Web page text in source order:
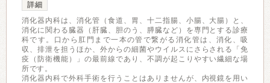
詳細
消化器内科は、消化管（食道、胃、十二指腸、小腸、大腸）と、
消化に関わる臓器（肝臓、胆のう、膵臓など）を専門とする診療
科です。口から肛門まで一本の管で繋がる消化管は、消化、吸
収、排泄を担うほか、外からの細菌やウイルスにさらされる「免
疫（防衛機能）」の最前線であり、不調が起こりやすい繊細な場
所です。
消化器内科で外科手術を行うことはありませんが、内視鏡を用い